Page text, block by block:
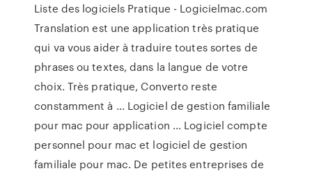
Liste des logiciels Pratique - Logicielmac.com
Translation est une application très pratique
qui va vous aider à traduire toutes sortes de
phrases ou textes, dans la langue de votre
choix. Très pratique, Converto reste
constamment à … Logiciel de gestion familiale
pour mac pour application ... Logiciel compte
personnel pour mac et logiciel de gestion
familiale pour mac. De petites entreprises de